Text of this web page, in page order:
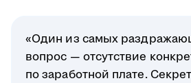
«Один из самых
вопрос — отсутствие
по заработной плате.